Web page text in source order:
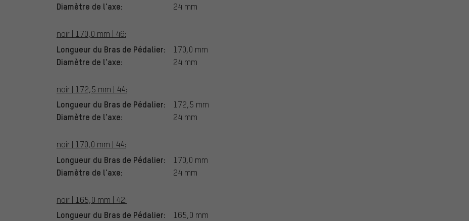
Diamètre de l'axe: 24 mm
noir | 170,0 mm | 46:
Longueur du Bras de Pédalier: 170,0 mm
Diamètre de l'axe: 24 mm
noir | 172,5 mm | 44:
Longueur du Bras de Pédalier: 172,5 mm
Diamètre de l'axe: 24 mm
noir | 170,0 mm | 44:
Longueur du Bras de Pédalier: 170,0 mm
Diamètre de l'axe: 24 mm
noir | 165,0 mm | 42:
Longueur du Bras de Pédalier: 165,0 mm